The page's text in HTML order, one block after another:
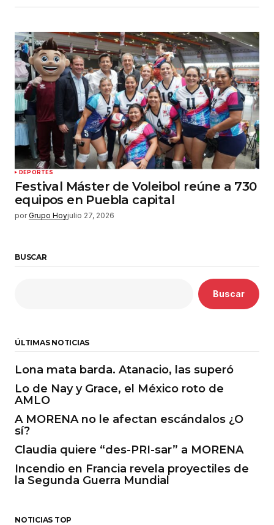
DEPORTES
Festival Máster de Voleibol reúne a 730
equipos en Puebla capital
por Grupo Hoyjulio 27, 2026
BUSCAR
Buscar
ÚLTIMAS NOTICIAS
Lona mata barda. Atanacio, las superó
Lo de Nay y Grace, el México roto de
AMLO
A MORENA no le afectan escándalos ¿O
sí?
Claudia quiere “des-PRI-sar” a MORENA
Incendio en Francia revela proyectiles de
la Segunda Guerra Mundial
NOTICIAS TOP